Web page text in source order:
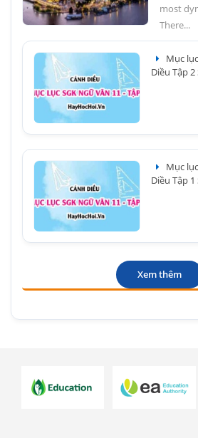
most
There...
Mục
Diều Tập 2
Mục
Diều Tập 1
Xem thêm